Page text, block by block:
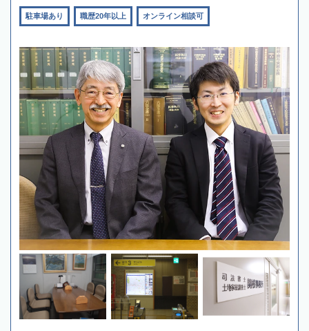
駐車場あり 職歴20年以上 オンライン相談可